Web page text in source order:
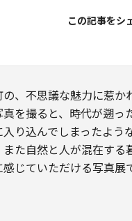
、不思議な魅力に惹か
を撮ると、時代が遡っ
り込んでしまったよう
た自然と人が混在する
じていただける写真展